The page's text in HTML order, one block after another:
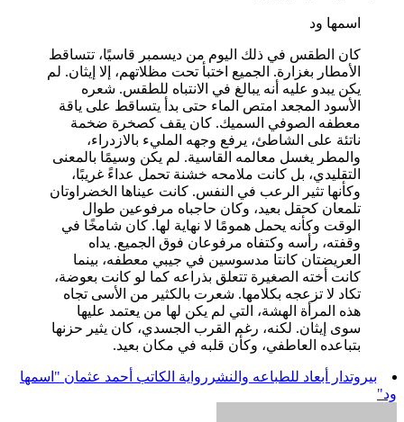
اسمها ود
كان الطقس في ذلك اليوم من ديسمبر قاسيًا، تتساقط
الأمطار بغزارة. الجميع اختبأ تحت مظلاتهم، إلا إيثان. لم
يكن يبدو عليه أنه يبالغ في الانتباه للطقس. شعره
الأسود المجعد امتص الماء حتى بدأ يتساقط على ياقة
معطفه الصوفي السميك. كان يقف كصخرة ضخمة
ناتئة على الشاطئ، يرفع وجهه المليء بالازدراء،
والمطر يغسل معالمه القاسية. لم يكن وسيمًا بالمعنى
التقليدي، بل كانت ملامحه خشنة تحمل عداءً غريبًا،
وكأنها تثير الرعب في النفس. كانت عيناها الخضراوتان
تلمعان كحقل بعيد، وكان حاجباه مرفوعين طوال
الوقت وكأنه يحمل همومًا لا نهاية لها. كان شامخًا في
وقفته، رأسه وكتفاه مرفوعان فوق الجميع. يداه
العريضتان كانتا مدسوسين في جيبي معطفه، بينما
كانت أخته الصغيرة تتعلق بذراعه كما لو كانت بعوضة،
تكاد لا تزعجه بكلامها. شعرت بالكثير من الأسى تجاه
هذه المرأة الهشة، التي لم يكن لها من يعتمد عليها
سوى إيثان. لكنه، رغم القرب الجسدي، كان يثير حزنها
بتباعده العاطفي، وكأن قلبه في مكان بعيد.
بيروتدار أبعاد للطباعه والنشر رواية الكاتب أحمد عثمان "اسمها
ود"